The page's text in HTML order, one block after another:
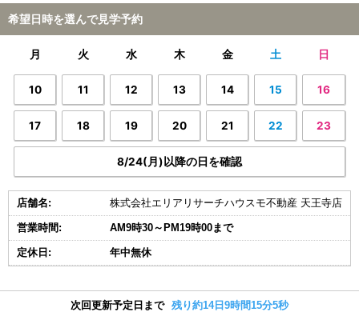
希望日時を選んで見学予約
月 火 水 木 金 土 日
10 11 12 13 14 15 16
17 18 19 20 21 22 23
8/24(月)以降の日を確認
店舗名: 株式会社エリアリサーチハウスモ不動産 天王寺店
営業時間: AM9時30～PM19時00まで
定休日: 年中無休
次回更新予定日まで 残り約14日9時間15分4秒